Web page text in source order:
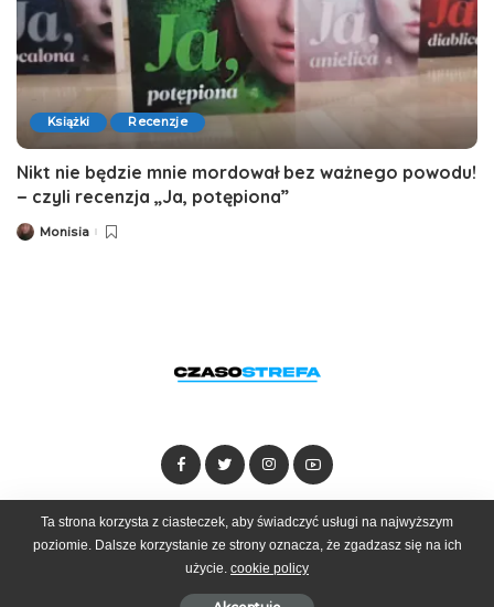
Książki Recenzje
Nikt nie będzie mnie mordował bez ważnego powodu!
− czyli recenzja „Ja, potępiona”
PostedMonisia
Dołącz do zespołu Kontakt Reklama
Ta strona korzysta z ciasteczek, aby świadczyć usługi na najwyższym
poziomie. Dalsze korzystanie ze strony oznacza, że zgadzasz się na ich
użycie. cookie policy